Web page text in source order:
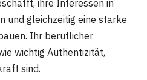
ihre Interessen in
und gleichzeitig eine starke
Ihr beruflicher
wichtig Authentizität,
sind.